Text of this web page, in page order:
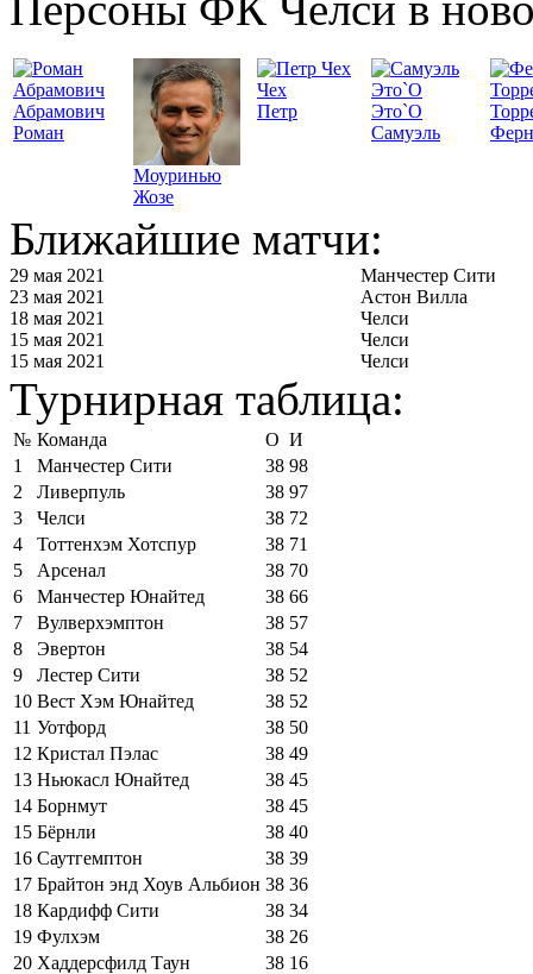
Абрамович
Роман
Моуринью
Жозе
Чех
Петр
Это`О
Самуэль
Ближайшие матчи:
29 мая 2021
Манчестер Сити
23 мая 2021
Астон Вилла
18 мая 2021
Челси
15 мая 2021
Челси
15 мая 2021
Челси
Турнирная таблица:
№ Команда О И
1
Манчестер Сити 38 98
2
Ливерпуль 38 97
3
Челси 38 72
4
Тоттенхэм Хотспур 38 71
5
Арсенал 38 70
6
Манчестер Юнайтед 38 66
7
Вулверхэмптон 38 57
8
Эвертон 38 54
9
Лестер Сити 38 52
10 Вест Хэм Юнайтед 38 52
11 Уотфорд 38 50
12 Кристал Пэлас 38 49
13 Ньюкасл Юнайтед 38 45
14 Борнмут 38 45
15 Бёрнли 38 40
16 Саутгемптон 38 39
17 Брайтон энд Хоув Альбион 38 36
18 Кардифф Сити 38 34
19 Фулхэм 38 26
20 Хаддерсфилд Таун 38 16